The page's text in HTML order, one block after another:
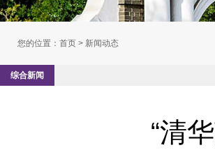
您的位置： 首页 > 新闻动态
综合新闻
“清